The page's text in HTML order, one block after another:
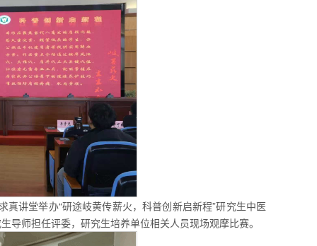
讲堂举办“研途岐黄传薪火，科普创新启新程”研究生中医
师担任评委，研究生培养单位相关人员现场观摩比赛。